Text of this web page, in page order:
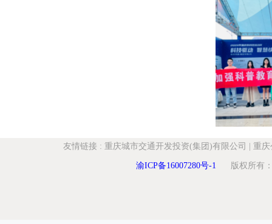
友情链接 : 重庆城市交通开发投资(集团)有限公司 重庆
渝ICP备16007280号-1 版权所有：